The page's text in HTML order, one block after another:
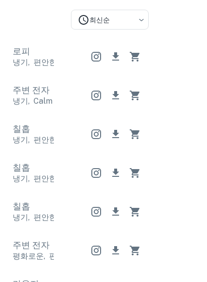
최신순
로피
냉기, 편안한 편안한 냉기 편안한
주변 전자
냉기, Calm Calm 냉기 Calm
칠홉
냉기, 편안한 편안한 냉기 편안한
칠홉
냉기, 편안한 편안한 냉기 편안한
칠홉
냉기, 편안한 편안한 냉기 편안한
주변 전자
평화로운, 편안한 평화로운 편안한